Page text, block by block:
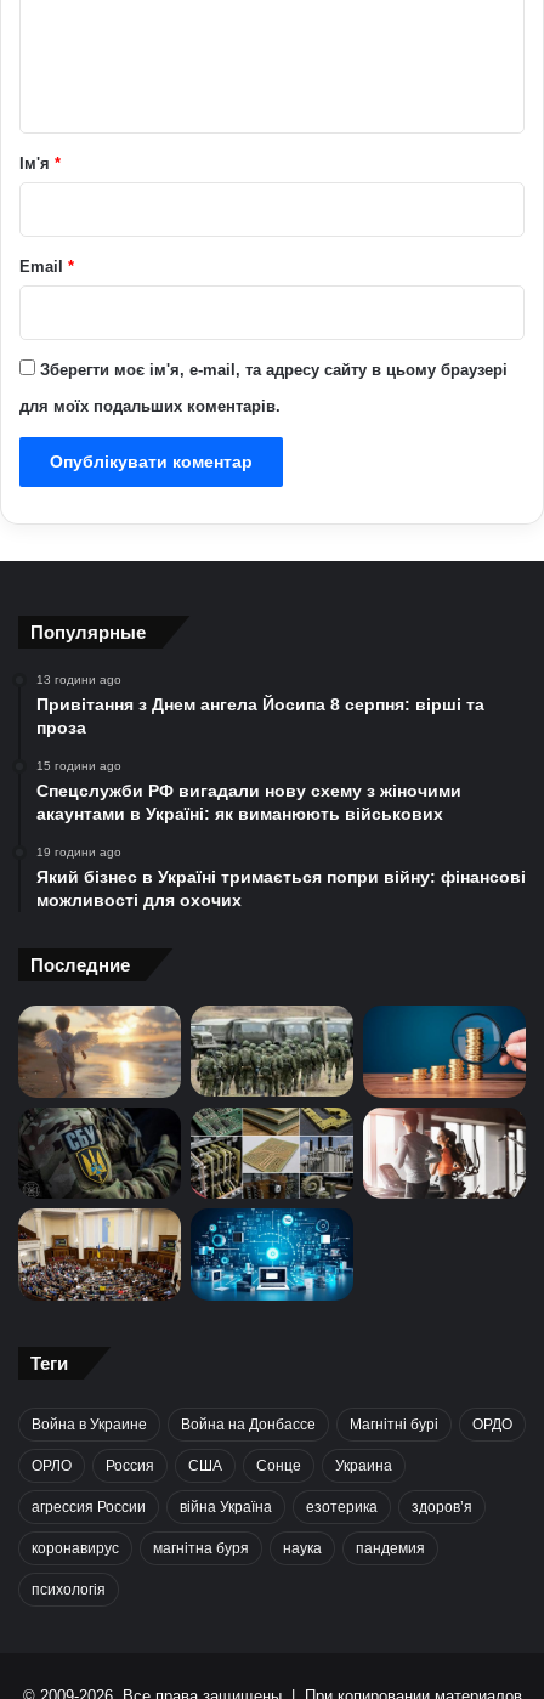
рІм'я *
Email *
Зберегти моє ім'я, e-mail, та адресу сайту в цьому браузері
для моїх подальших коментарів.
Популярные
13 години ago
Привітання з Днем ангела Йосипа 8 серпня: вірші та
проза
15 години ago
Спецслужби РФ вигадали нову схему з жіночими
акаунтами в Україні: як виманюють військових
19 години ago
Який бізнес в Україні тримається попри війну: фінансові
можливості для охочих
Последние
Теги
Война в Украине Война на Донбассе Магнітні бурі ОРДО
ОРЛО Россия США Сонце Украина
агрессия России війна Україна езотерика здоров’я
коронавирус магнітна буря наука пандемия
психологія